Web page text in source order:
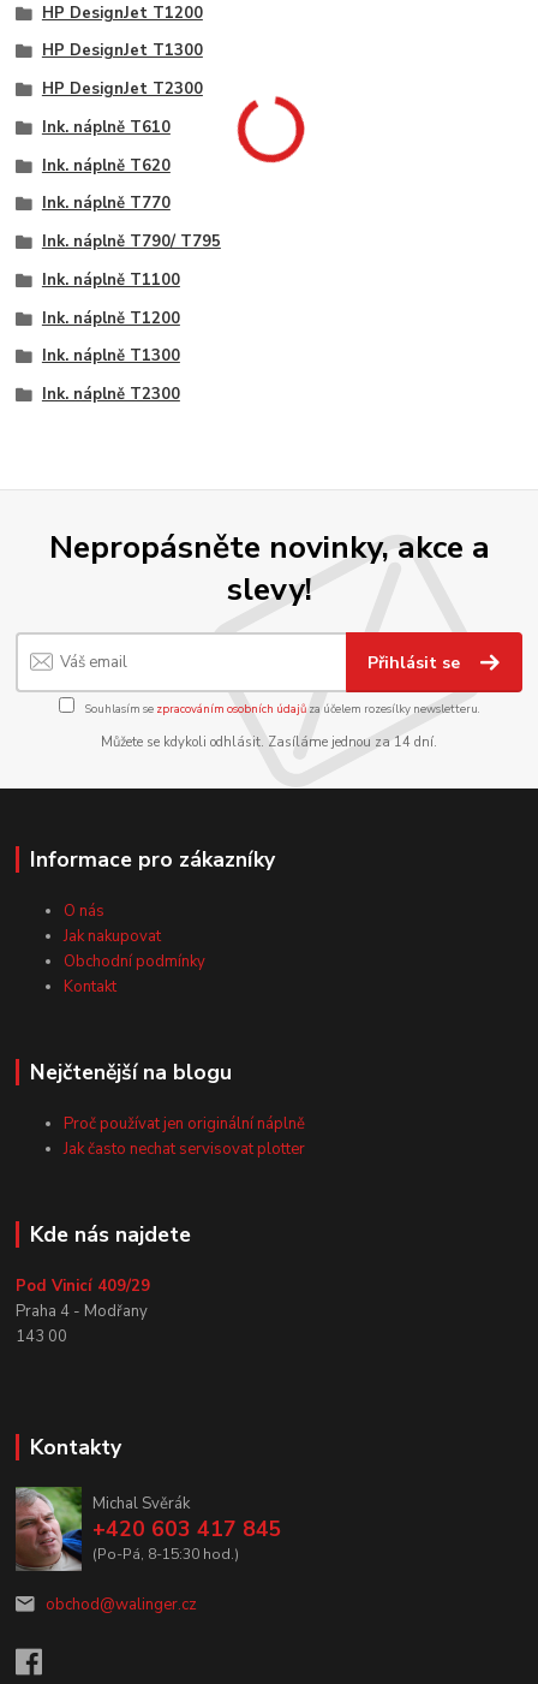
HP DesignJet T1200
HP DesignJet T1300
HP DesignJet T2300
Ink. náplně T610
Ink. náplně T620
Ink. náplně T770
Ink. náplně T790/ T795
Ink. náplně T1100
Ink. náplně T1200
Ink. náplně T1300
Ink. náplně T2300
Nepropásněte novinky, akce a
slevy!
Přihlásit se
Souhlasím se zpracováním osobních údajůza účelem rozesílky newsletteru.
Můžete se kdykoli odhlásit. Zasíláme jednou za 14 dní.
Informace pro zákazníky
O nás
Jak nakupovat
Obchodní podmínky
Kontakt
Nejčtenější na blogu
Proč používat jen originální náplně
Jak často nechat servisovat plotter
Kde nás najdete
Pod Vinicí 409/29
Praha 4 - Modřany
143 00
Kontakty
Michal Svěrák
+420 603 417 845
(Po-Pá, 8-15:30 hod.)
obchod@walinger.cz